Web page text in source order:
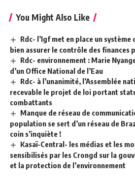
You Might Also Like
Rdc- l’Igf met en place un
bien assurer le contrôle des finances
Rdc- environnement : Marie
d’un Office National de l’Eau
Rdc- à l’unanimité, l’Assemblée
recevable le projet de loi portant
combattants
Manque de réseau de
population se sert d’un réseau de
coin s’inquiète !
Kasaï-Central- les médias et les
sensibilisés par les Crongd sur la
et la protection de l’environnement